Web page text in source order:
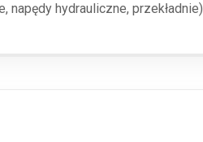
hydrauliczne, przekładnie)